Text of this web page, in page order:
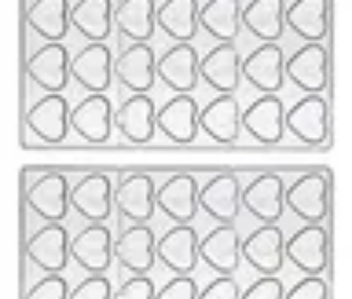
Chocolats de Pâques
Tendances
Saveurs et Variétés
Décoration et
PersonnalisationChocolats Bio Recettes et DIY
Chocolats de Pâques